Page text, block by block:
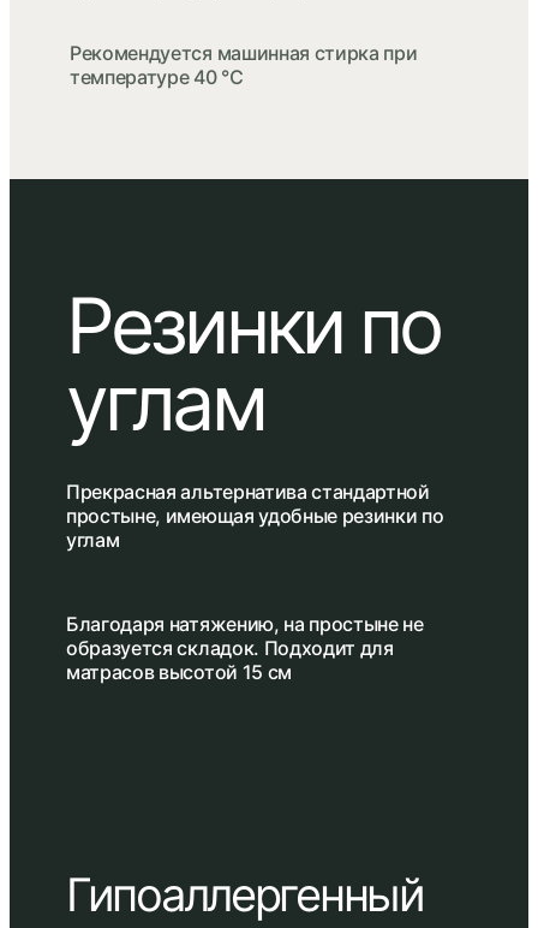
Рекомендуется машинная стирка при
температуре 40 ℃
Резинки по
углам
Прекрасная альтернатива стандартной
простыне, имеющая удобные резинки по
углам
Благодаря натяжению, на простыне не
образуется складок. Подходит для
матрасов высотой 15 см
Гипоаллергенный